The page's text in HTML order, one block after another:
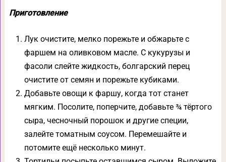
Приготовление
Лук очистите, мелко порежьте и обжарьте с
фаршем на оливковом масле. С кукурузы и
фасоли слейте жидкость, болгарский перец
очистите от семян и порежьте кубиками.
Добавьте овощи к фаршу, когда тот станет
мягким. Посолите, поперчите, добавьте ¾ тёртого
сыра, чесночный порошок и другие специи,
залейте томатным соусом. Перемешайте и
потомите ещё несколько минут.